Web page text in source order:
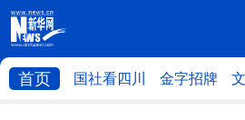
首页 国社看四川 金字招牌